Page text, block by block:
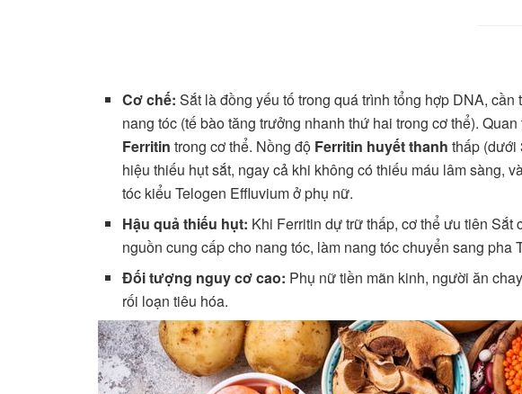
Cơ chế: Sắt là đồng yếu tố trong quá trình tổng hợp DNA,
nang tóc (tế bào tăng trưởng nhanh thứ hai trong cơ thể).
Ferritin trong cơ thể. Nồng độ Ferritin huyết thanh thấp (dưới
hiệu thiếu hụt sắt, ngay cả khi không có thiếu máu lâm sàng,
tóc kiểu Telogen Effluvium ở phụ nữ.
Hậu quả thiếu hụt: Khi Ferritin dự trữ thấp, cơ thể ưu tiên Sắt
nguồn cung cấp cho nang tóc, làm nang tóc chuyển sang pha
Đối tượng nguy cơ cao: Phụ nữ tiền mãn kinh, người ăn
rối loạn tiêu hóa.